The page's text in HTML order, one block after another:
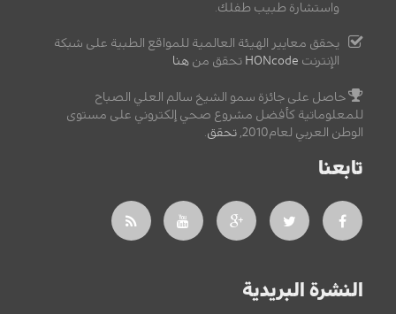
واستشارة طبيب طفلك.
يحقق معايير الهيئة العالمية للمواقع الطبية على شبكة
الإنترنت HONcode تحقق من هنا
حاصل على جائزة سمو الشيخ سالم العلي الصباح
للمعلوماتية كأفضل مشروع صحي إلكتروني على مستوى
الوطن العربي لعام2010,
تحقق
تابعنا
النشرة البريدية